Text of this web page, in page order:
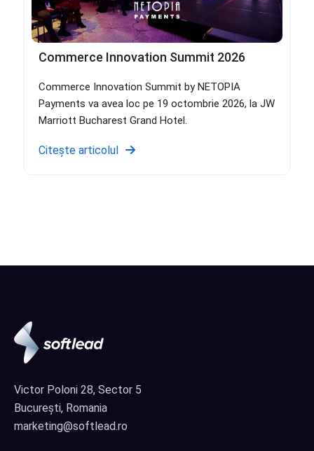
Commerce Innovation Summit 2026
Commerce Innovation Summit by NETOPIA
Payments va avea loc pe 19 octombrie 2026, la JW
Marriott Bucharest Grand Hotel.
Citește articolul
Victor Poloni 28, Sector 5
București, Romania
marketing@softlead.ro